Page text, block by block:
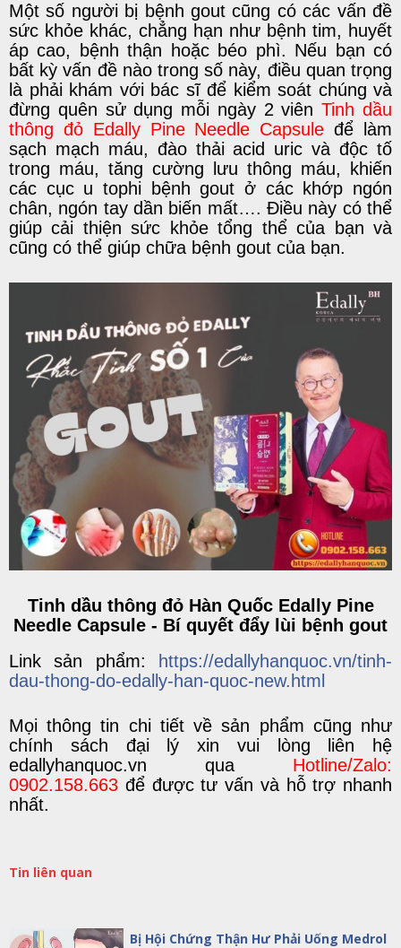
Một số người bị bệnh gout cũng có các vấn đề
sức khỏe khác, chẳng hạn như bệnh tim, huyết
áp cao, bệnh thận hoặc béo phì. Nếu bạn có
bất kỳ vấn đề nào trong số này, điều quan trọng
là phải khám với bác sĩ để kiểm soát chúng và
đừng quên sử dụng mỗi ngày 2 viênTinh dầu
thông đỏ Edally Pine Needle Capsule để làm
sạch mạch máu, đào thải acid uric và độc tố
trong máu, tăng cường lưu thông máu, khiến
các cục u tophi bệnh gout ở các khớp ngón
chân, ngón tay dần biến mất…. Điều này có thể
giúp cải thiện sức khỏe tổng thể của bạn và
cũng có thể giúp chữa bệnh gout của bạn.
Tinh dầu thông đỏ Hàn Quốc Edally Pine
Needle Capsule - Bí quyết đẩy lùi bệnh gout
Link sản phẩm:
https://edallyhanquoc.vn/tinh-
dau-thong-do-edally-han-quoc-new.html
Mọithông tin chi tiếtvềsản phẩm cũng như
chính sách đại lý xin vui lòng liên hệ
edallyhanquoc.vn qua Hotline/Zalo:
0902.158.663 để được tư vấn và hỗ trợ nhanh
nhất.
Tin liên quan
Bị Hội Chứng Thận Hư Phải Uống Medrol